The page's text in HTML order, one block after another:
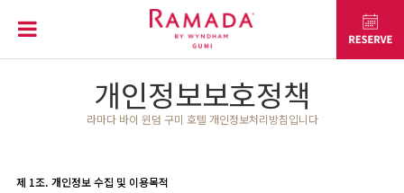
개인정보보호정책
라마다 바이 윈덤 구미 호텔 개인정보처리방침입니다
제 1조. 개인정보 수집 및 이용목적